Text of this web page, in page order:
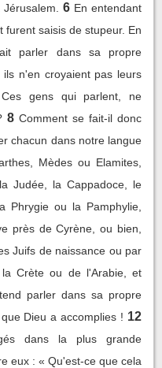
6 En entendant
saisis de stupeur. En
parler dans sa propre
n'en croyaient pas leurs
gens qui parlent, ne
8 Comment se fait-il donc
chacun dans notre langue
Mèdes ou Elamites,
Judée, la Cappadoce, le
Phrygie ou la Pamphylie,
près de Cyrène, ou bien,
Juifs de naissance ou par
Crète ou de l'Arabie, et
parler dans sa propre
Dieu a accomplies ! 12
dans la plus grande
eux : « Qu'est-ce que cela